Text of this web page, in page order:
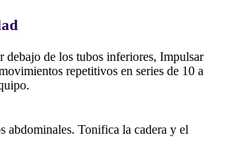
debajo de los tubos inferiores, Impulsar
repetitivos en series de 10 a
Tonifica la cadera y el